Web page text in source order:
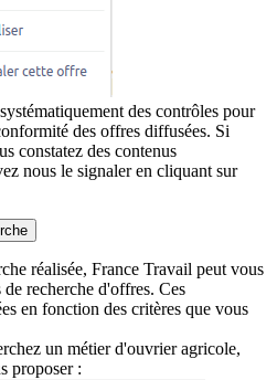
des contrôles pour
des offres diffusées. Si
constatez des contenus
nous le signaler en cliquant sur
réalisée, France Travail peut vous
recherche d'offres. Ces
en fonction des critères que vous
un métier d'ouvrier agricole,
proposer :